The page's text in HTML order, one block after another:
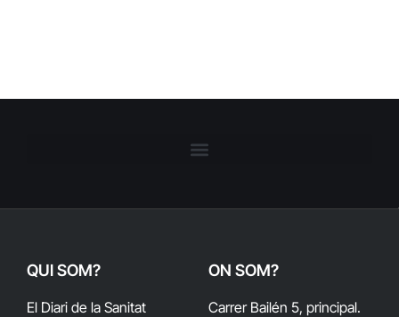
QUI SOM?
El Diari de la Sanitat
ON SOM?
Carrer Bailén 5, principal.